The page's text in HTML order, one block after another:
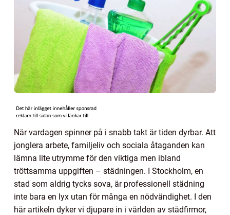
När vardagen spinner på i snabb takt är tiden dyrbar. Att
jonglera arbete, familjeliv och sociala åtaganden kan
lämna lite utrymme för den viktiga men ibland
tröttsamma uppgiften – städningen. I Stockholm, en
stad som aldrig tycks sova, är professionell städning
inte bara en lyx utan för många en nödvändighet. I den
här artikeln dyker vi djupare in i världen av städfirmor,